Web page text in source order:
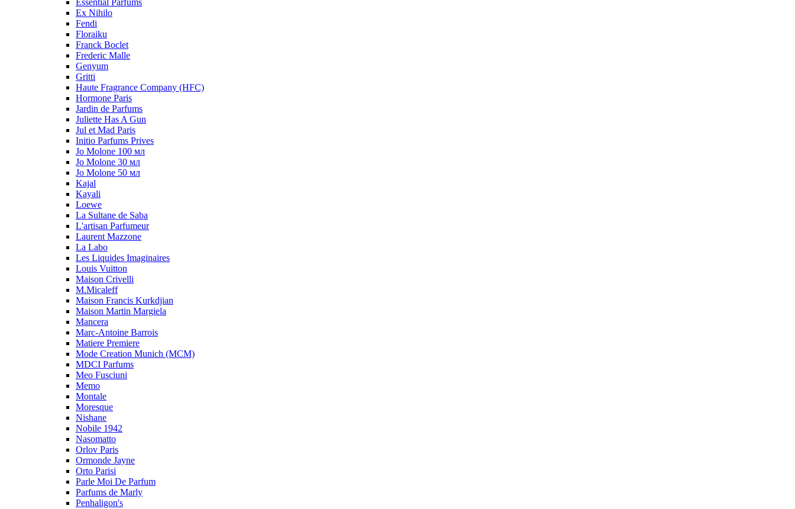
Essential Parfums
Ex Nihilo
Fendi
Floraiku
Franck Boclet
Frederic Malle
Genyum
Gritti
Haute Fragrance Company (HFC)
Hormone Paris
Jardin de Parfums
Juliette Has A Gun
Jul et Mad Paris
Initio Parfums Prives
Jo Molone 100 мл
Jo Molone 30 мл
Jo Molone 50 мл
Kajal
Kayali
Loewe
La Sultane de Saba
L'artisan Parfumeur
Laurent Mazzone
La Labo
Les Liquides Imaginaires
Louis Vuitton
Maison Crivelli
M.Micaleff
Maison Francis Kurkdjian
Maison Martin Margiela
Mancera
Marc-Antoine Barrois
Matiere Premiere
Mode Creation Munich (MCM)
MDCI Parfums
Meo Fusciuni
Memo
Montale
Moresque
Nishane
Nobile 1942
Nasomatto
Orlov Paris
Ormonde Jayne
Orto Parisi
Parle Moi De Parfum
Parfums de Marly
Penhaligon's